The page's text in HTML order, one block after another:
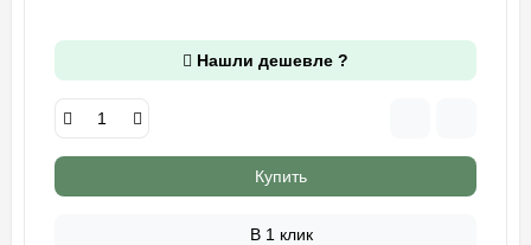
Нашли дешевле ?
Купить
В 1 клик